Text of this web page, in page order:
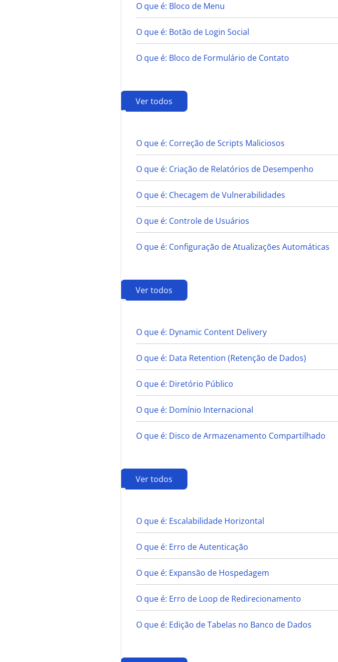
O que é: Bloco de Menu
O que é: Botão de Login Social
O que é: Bloco de Formulário de Contato
Ver todos
C
O que é: Correção de Scripts Maliciosos
O que é: Criação de Relatórios de Desempenho
O que é: Checagem de Vulnerabilidades
O que é: Controle de Usuários
O que é: Configuração de Atualizações Automáticas
Ver todos
D
O que é: Dynamic Content Delivery
O que é: Data Retention (Retenção de Dados)
O que é: Diretório Público
O que é: Domínio Internacional
O que é: Disco de Armazenamento Compartilhado
Ver todos
E
O que é: Escalabilidade Horizontal
O que é: Erro de Autenticação
O que é: Expansão de Hospedagem
O que é: Erro de Loop de Redirecionamento
O que é: Edição de Tabelas no Banco de Dados